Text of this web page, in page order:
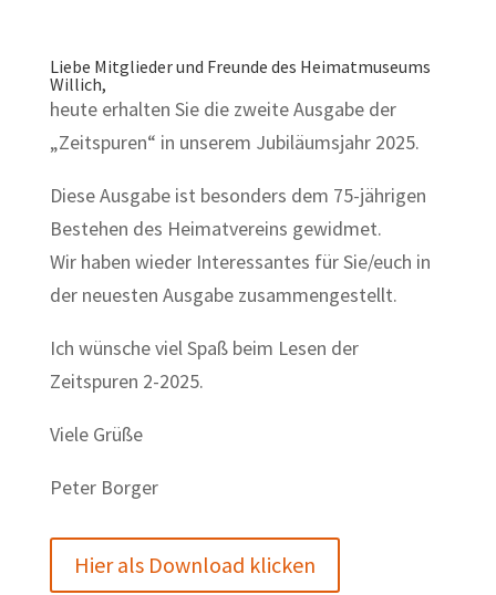
Liebe Mitglieder und Freunde des Heimatmuseums
Willich,
heute erhalten Sie die zweite Ausgabe der
„Zeitspuren“ in unserem Jubiläumsjahr 2025.
Diese Ausgabe ist besonders dem 75-jährigen
Bestehen des Heimatvereins gewidmet.
Wir haben wieder Interessantes für Sie/euch in
der neuesten Ausgabe zusammengestellt.
Ich wünsche viel Spaß beim Lesen der
Zeitspuren 2-2025.
Viele Grüße
Peter Borger
Hier als Download klicken